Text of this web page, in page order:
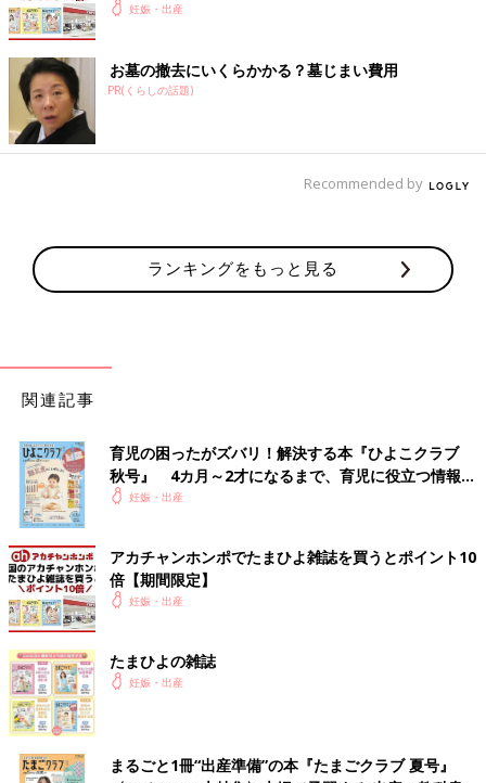
妊娠・出産
お墓の撤去にいくらかかる？墓じまい費用
PR(くらしの話題)
Recommended by
ランキングをもっと見る
関連記事
育児の困ったがズバリ！解決する本『ひよこクラブ
秋号』 4カ月～2才になるまで、育児に役立つ情報が
いっぱい！
妊娠・出産
アカチャンホンポでたまひよ雑誌を買うとポイント10
倍【期間限定】
妊娠・出産
たまひよの雑誌
妊娠・出産
まるごと1冊“出産準備”の本『たまごクラブ 夏号』